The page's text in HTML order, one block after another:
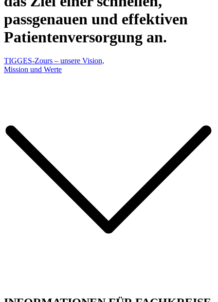
passgenauen und effektiven
Patientenversorgung an.
TIGGES-Zours – unsere Vision,
Mission und Werte